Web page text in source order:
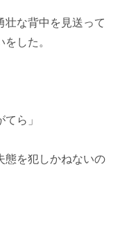
な背中を見送って
した。
ら」
態を犯しかねないの